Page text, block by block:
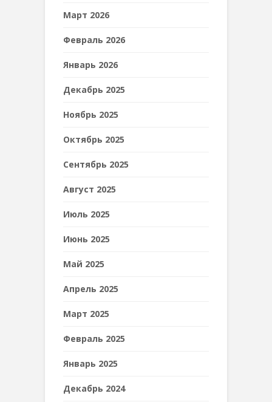
Март 2026
Февраль 2026
Январь 2026
Декабрь 2025
Ноябрь 2025
Октябрь 2025
Сентябрь 2025
Август 2025
Июль 2025
Июнь 2025
Май 2025
Апрель 2025
Март 2025
Февраль 2025
Январь 2025
Декабрь 2024